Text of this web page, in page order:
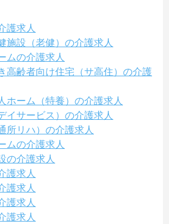
護求人
施設（老健）の介護求人
ムの介護求人
高齢者向け住宅（サ高住）の介護
ホーム（特養）の介護求人
イサービス）の介護求人
所リハ）の介護求人
ムの介護求人
の介護求人
護求人
護求人
護求人
護求人